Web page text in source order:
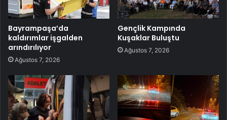
Bayrampaşa’da
kaldırımlar işgalden
arındırılıyor
Ağustos 7, 2026
Gençlik Kampında
Kuşaklar Buluştu
Ağustos 7, 2026